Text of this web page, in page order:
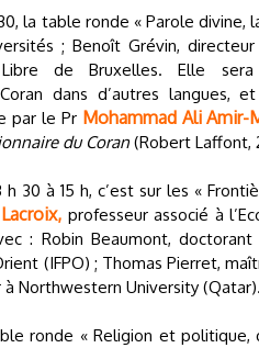
la table ronde « Parole
; Benoît Grévin,
Libre de Bruxelles. Elle
dans d’autres langues,
par le Pr Mohammad Ali Amir-
du Coran (Robert Laffont,
30 à 15 h, c’est sur les «
professeur associé à
: Robin Beaumont,
(IFPO) ; Thomas Pierret,
Northwestern University (Qatar).
ronde « Religion et